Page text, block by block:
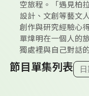
空旅程。「遇見柏
設計、文創等藝文
創作與研究經驗心
單煒明在一個人的
獨處裡與自己對話
節目單集列表